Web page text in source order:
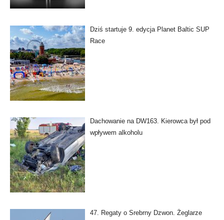
Dziś startuje 9. edycja Planet Baltic SUP
Race
Dachowanie na DW163. Kierowca był pod
wpływem alkoholu
47. Regaty o Srebrny Dzwon. Żeglarze